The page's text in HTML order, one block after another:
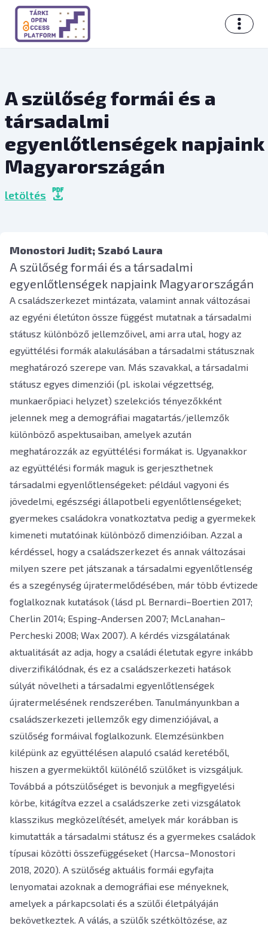
A szülőség formái és a
társadalmi
egyenlőtlenségek napjaink
Magyarországán
letöltés
Monostori Judit; Szabó Laura
A szülőség formái és a társadalmi
egyenlőtlenségek napjaink Magyarországán
A családszerkezet mintázata, valamint annak változásai
az egyéni életúton össze függést mutatnak a társadalmi
státusz különböző jellemzőivel, ami arra utal, hogy az
együttélési formák alakulásában a társadalmi státusznak
meghatározó szerepe van. Más szavakkal, a társadalmi
státusz egyes dimenziói (pl. iskolai végzettség,
munkaerőpiaci helyzet) szelekciós tényezőkként
jelennek meg a demográfiai magatartás/jellemzők
különböző aspektusaiban, amelyek azután
meghatározzák az együttélési formákat is. Ugyanakkor
az együttélési formák maguk is gerjeszthetnek
társadalmi egyenlőtlenségeket: például vagyoni és
jövedelmi, egészségi állapotbeli egyenlőtlenségeket;
gyermekes családokra vonatkoztatva pedig a gyermekek
kimeneti mutatóinak különböző dimenzióiban. Azzal a
kérdéssel, hogy a családszerkezet és annak változásai
milyen szere pet játszanak a társadalmi egyenlőtlenség
és a szegénység újratermelődésében, már több évtizede
foglalkoznak kutatások (lásd pl. Bernardi–Boertien 2017;
Cherlin 2014; Esping-Andersen 2007; McLanahan–
Percheski 2008; Wax 2007). A kérdés vizsgálatának
aktualitását az adja, hogy a családi életutak egyre inkább
diverzifikálódnak, és ez a családszerkezeti hatások
súlyát növelheti a társadalmi egyenlőtlenségek
újratermelésének rendszerében. Tanulmányunkban a
családszerkezeti jellemzők egy dimenziójával, a
szülőség formáival foglalkozunk. Elemzésünkben
kilépünk az együttélésen alapuló család keretéből,
hiszen a gyermeküktől különélő szülőket is vizsgáljuk.
Továbbá a pótszülőséget is bevonjuk a megfigyelési
körbe, kitágítva ezzel a családszerke zeti vizsgálatok
klasszikus megközelítését, amelyek már korábban is
kimutatták a társadalmi státusz és a gyermekes családok
típusai közötti összefüggéseket (Harcsa–Monostori
2018, 2020). A szülőség aktuális formái egyfajta
lenyomatai azoknak a demográfiai ese ményeknek,
amelyek a párkapcsolati és a szülői életpályáján
bekövetkeztek. A válás, a szülők szétköltözése, az